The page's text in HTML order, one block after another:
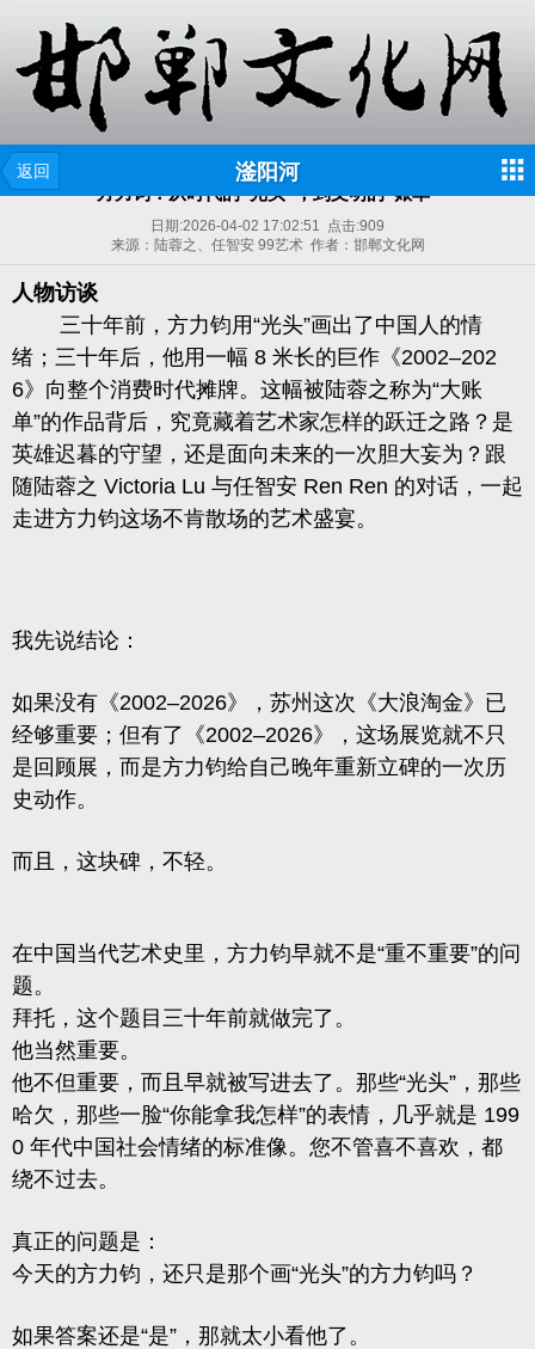
返回 滏阳河
方力钧：从时代的“光头”，到文明的“账单”
日期:2026-04-02 17:02:51 点击:909
来源：陆蓉之、任智安 99艺术 作者：邯郸文化网
人物访谈
三十年前， 方力钧用“光头”画出了中国人的情
绪；三十年后，他用一幅 8 米长的巨作《2002–202
6》向整个消费时代摊牌。这幅被 陆蓉之称为“大账
单”的作品背后，究竟藏着艺术家怎样的跃迁之路？是
英雄迟暮的守望，还是面向未来的一次胆大妄为？跟
随陆蓉之 Victoria Lu 与任智安 Ren Ren 的对话，一起
走进方力钧这场不肯散场的艺术盛宴。
我先说结论：
如果没有《2002–2026》，苏州这次《大浪淘金》已
经够重要； 但有了《2002–2026》，这场展览就不只
是回顾展，而是方力钧给自己晚年重新立碑的一次历
史动作。
而且，这块碑，不轻。
在中国当代艺术史里，方力钧早就不是“重不重要”的问
题。
拜托，这个题目三十年前就做完了。
他当然重要。
他不但重要，而且早就被写进去了。那些“光头”，那些
哈欠，那些一脸“你能拿我怎样”的表情，几乎就是 199
0 年代中国社会情绪的标准像。您不管喜不喜欢，都
绕不过去。
真正的问题是：
今天的方力钧，还只是那个画“光头”的方力钧吗？
如果答案还是“是”，那就太小看他了。